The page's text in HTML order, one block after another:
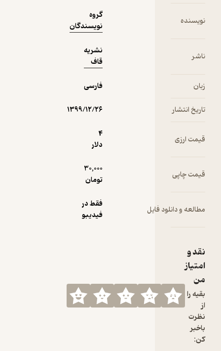
نویسنده
گروه
نویسندگان
ناشر
نشریه
قاف
زبان فارسی
تاریخ انتشار ۱۳۹۹/۱۲/۲۶
قیمت ارزی
دلار
قیمت چاپی
30,000
تومان
مطالعه و دانلود فایل
فقط در
فیدیبو
نقد و
امتیاز
من
بقیه را
نظرت
باخبر
کن: